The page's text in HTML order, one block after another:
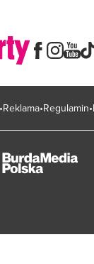
Reklama Regulamin